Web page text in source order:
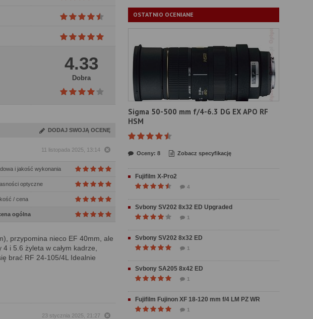
4.33
Dobra
DODAJ SWOJĄ OCENĘ
11 listopada 2025, 13:14
i jakość wykonania
optyczne
/ cena
ogólna
przypomina nieco EF 40mm, ale
i 5.6 żyleta w całym kadrze,
brać RF 24-105/4L Idealnie
23 stycznia 2025, 21:27
OSTATNIO OCENIANE
Sigma 50-500 mm f/4-6.3 DG EX APO RF
HSM
Oceny: 8 Zobacz specyfikację
Fujifilm X-Pro2
4
Svbony SV202 8x32 ED Upgraded
1
Svbony SV202 8x32 ED
1
Svbony SA205 8x42 ED
1
Fujifilm Fujinon XF 18-120 mm f/4 LM PZ WR
1